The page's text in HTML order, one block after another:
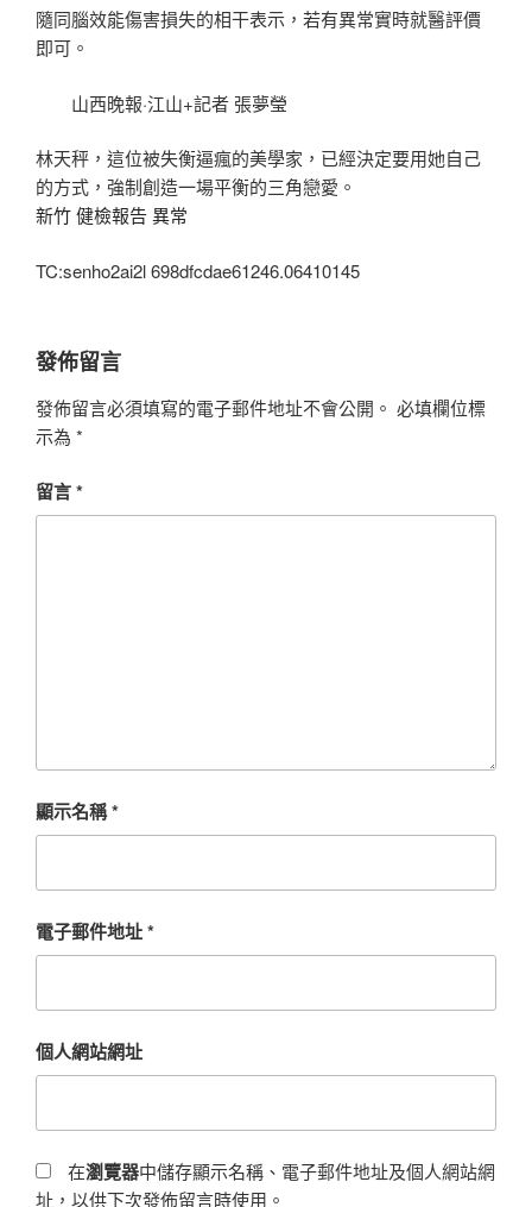
隨同腦效能傷害損失的相干表示，若有異常實時就醫評價
即可。
山西晚報·江山+記者 張夢瑩
林天秤，這位被失衡逼瘋的美學家，已經決定要用她自己
的方式，強制創造一場平衡的三角戀愛。
新竹 健檢報告 異常
TC:senho2ai2l 698dfcdae61246.06410145
發佈留言
發佈留言必須填寫的電子郵件地址不會公開。 必填欄位標
示為 *
留言*
顯示名稱*
電子郵件地址*
個人網站網址
在瀏覽器中儲存顯示名稱、電子郵件地址及個人網站網
址，以供下次發佈留言時使用。